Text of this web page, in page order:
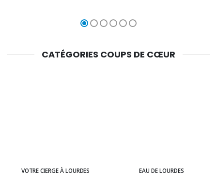
CATÉGORIES COUPS DE CŒUR
VOTRE CIERGE À LOURDES EAU DE LOURDES